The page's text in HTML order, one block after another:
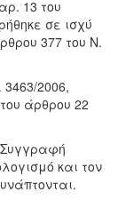
13 του
σε ισχύ
377 του Ν.
2006,
άρθρου 22
και τον